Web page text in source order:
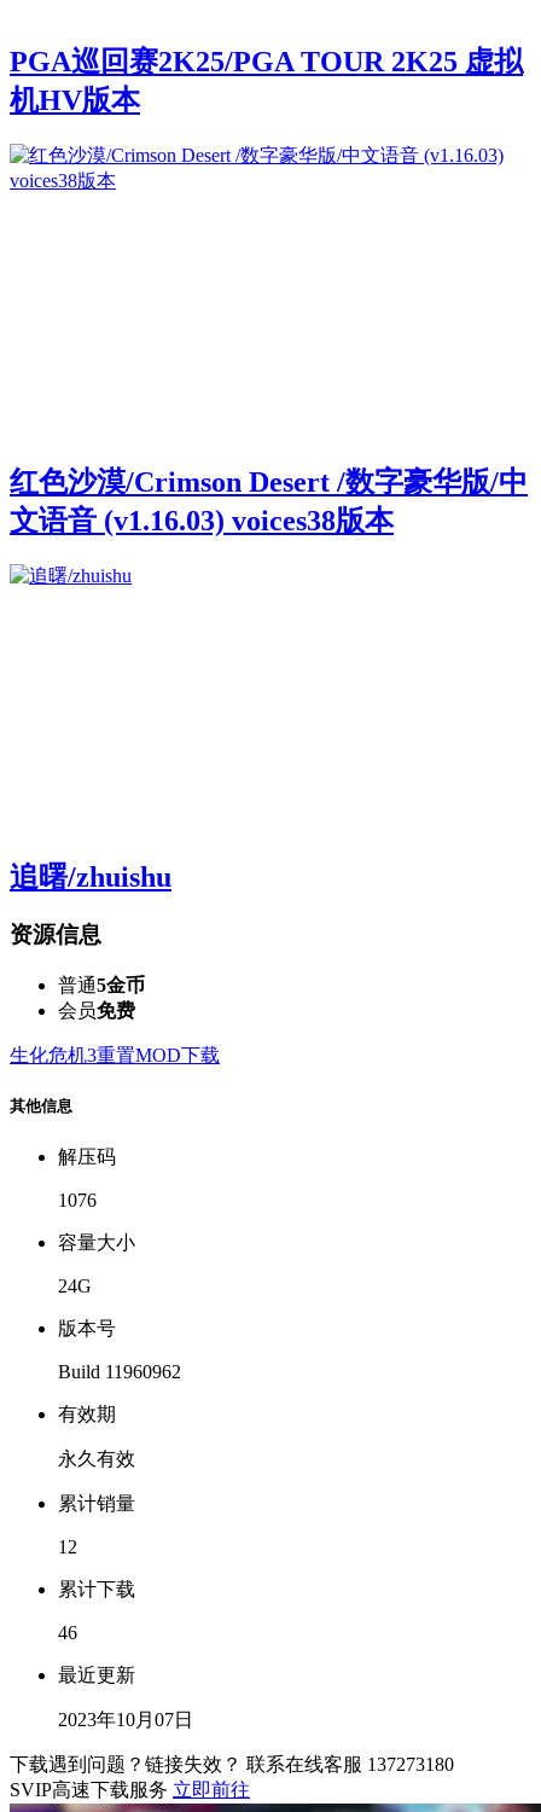
PGA巡回赛2K25/PGA TOUR 2K25 虚拟
机HV版本
红色沙漠/Crimson Desert /数字豪华版/中
文语音 (v1.16.03) voices38版本
追曙/zhuishu
资源信息
普通5金币
会员免费
生化危机3重置MOD下载
其他信息
解压码
1076
容量大小
24G
版本号
Build 11960962
有效期
永久有效
累计销量
12
累计下载
46
最近更新
2023年10月07日
下载遇到问题？链接失效？ 联系在线客服 137273180
SVIP高速下载服务 立即前往